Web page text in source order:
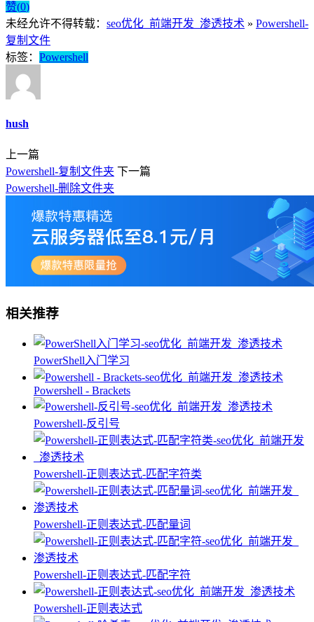
赞(0)
未经允许不得转载： seo优化_前端开发_渗透技术 » Powershell-
复制文件
标签： Powershell
hush
上一篇
Powershell-复制文件夹 下一篇
Powershell-删除文件夹
相关推荐
PowerShell入门学习
Powershell - Brackets
Powershell-反引号
Powershell-正则表达式-匹配字符类
Powershell-正则表达式-匹配量词
Powershell-正则表达式-匹配字符
Powershell-正则表达式